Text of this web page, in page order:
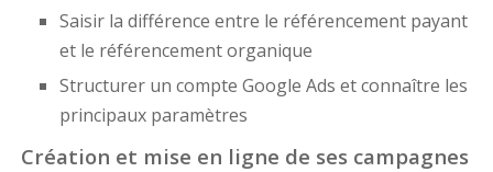
Saisir la différence entre le référencement payant
et le référencement organique
Structurer un compte Google Ads et connaître les
principaux paramètres
Création et mise en ligne de ses campagnes